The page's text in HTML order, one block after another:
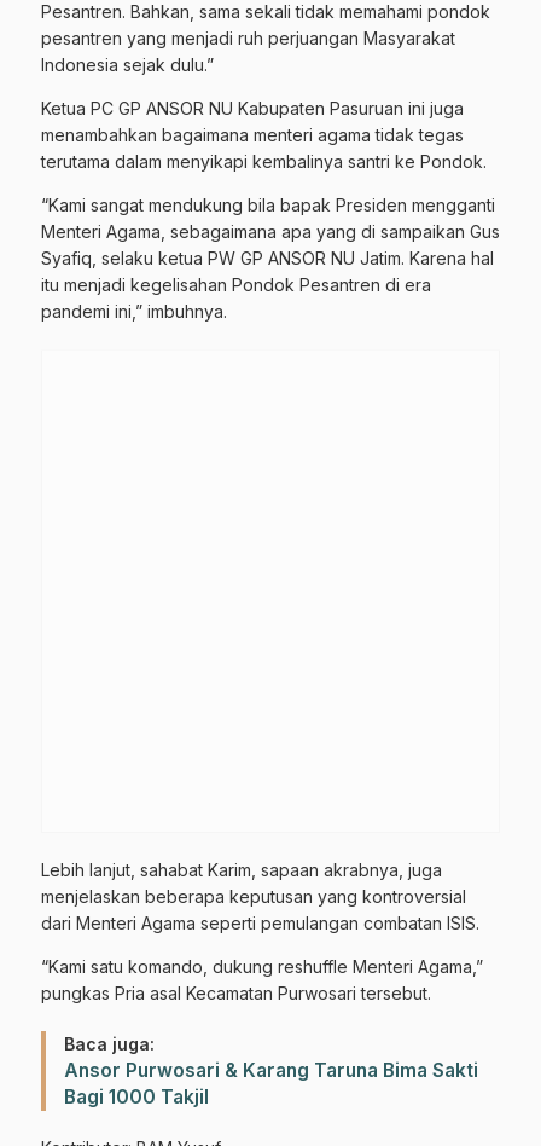
Pesantren. Bahkan, sama sekali tidak memahami pondok
pesantren yang menjadi ruh perjuangan Masyarakat
Indonesia sejak dulu.”
Ketua PC GP ANSOR NU Kabupaten Pasuruan ini juga
menambahkan bagaimana menteri agama tidak tegas
terutama dalam menyikapi kembalinya santri ke Pondok.
“Kami sangat mendukung bila bapak Presiden mengganti
Menteri Agama, sebagaimana apa yang di sampaikan Gus
Syafiq, selaku ketua PW GP ANSOR NU Jatim. Karena hal
itu menjadi kegelisahan Pondok Pesantren di era
pandemi ini,” imbuhnya.
Lebih lanjut, sahabat Karim, sapaan akrabnya, juga
menjelaskan beberapa keputusan yang kontroversial
dari Menteri Agama seperti pemulangan combatan ISIS.
“Kami satu komando, dukung reshuffle Menteri Agama,”
pungkas Pria asal Kecamatan Purwosari tersebut.
Baca juga:
Ansor Purwosari & Karang Taruna Bima Sakti
Bagi 1000 Takjil